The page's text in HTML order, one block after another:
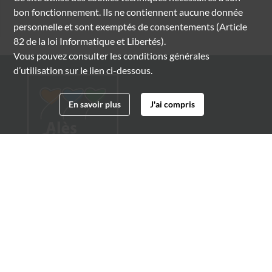
bon fonctionnement. Ils ne contiennent aucune donnée
personnelle et sont exemptés de consentements (Article
82 de la loi Informatique et Libertés).
Vous pouvez consulter les conditions générales
d’utilisation sur le lien ci-dessous.
En savoir plus J'ai compris